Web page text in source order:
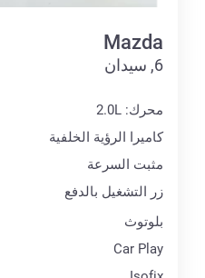
Mazda
6, سيدان
محرك: 2.0L
كاميرا الرؤية الخلفية
مثبت السرعة
زر التشغيل بالدفع
بلوتوث
Car Play